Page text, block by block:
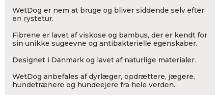
WetDog er nem at bruge og bliver siddende selv efter
en rystetur.
Fibrene er lavet af viskose og bambus, der er kendt for
sin unikke sugeevne og antibakterielle egenskaber.
Designet i Danmark og lavet af naturlige materialer.
WetDog anbefales af dyrlæger, opdrættere, jægere,
hundetrænere og hundeejere fra hele verden.